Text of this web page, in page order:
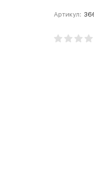
Артикул: